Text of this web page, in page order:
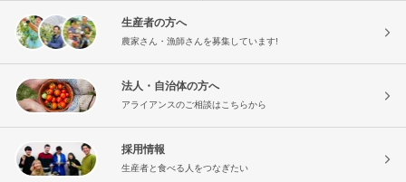
生産者の方へ
農家さん・漁師さんを募集しています!
法人・自治体の方へ
アライアンスのご相談はこちらから
採用情報
生産者と食べる人をつなぎたい